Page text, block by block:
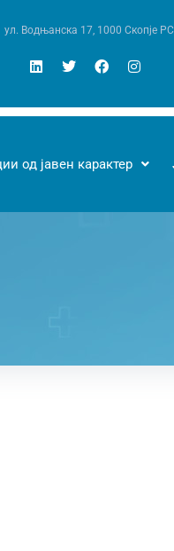
ул. Водњанска 17, 1000 Скопје
од јавен карактер